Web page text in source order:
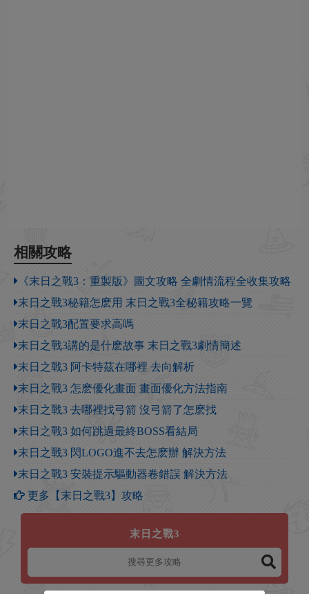
相關攻略
《末日之戰3：重製版》圖文攻略 全劇情流程全收集攻略
末日之戰3秘籍怎麽用 末日之戰3全秘籍攻略一覽
末日之戰3配置要求高嗎
末日之戰3講的是什麽故事 末日之戰3劇情簡述
末日之戰3 阿卡特茲在哪裡 去向解析
末日之戰3 怎麽優化畫面 畫面優化方法指南
末日之戰3 去哪裡找弓箭 沒弓箭了怎麽找
末日之戰3 如何跳過最終BOSS看結局
末日之戰3 閃LOGO進不去怎麽辦 解決方法
末日之戰3 安裝提示驅動器卷錯誤 解決方法
更多【末日之戰3】攻略
末日之戰3